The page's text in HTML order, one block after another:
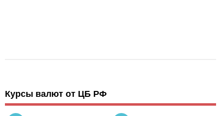
Курсы валют от ЦБ РФ